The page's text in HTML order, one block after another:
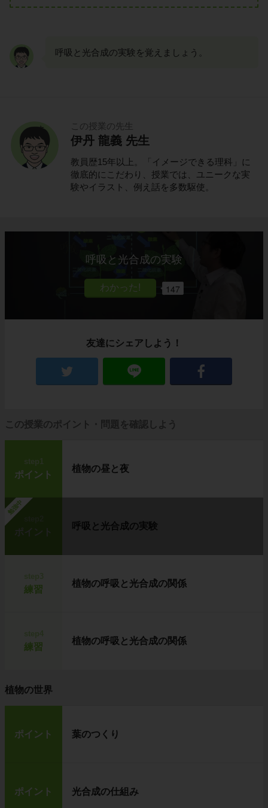
呼吸と光合成の実験を覚えましょう。
この授業の先生
伊丹 龍義 先生
教員歴15年以上。「イメージできる理科」に
徹底的にこだわり、授業では、ユニークな実
験やイラスト、例え話を多数駆使。
呼吸と光合成の実験
147
友達にシェアしよう！
この授業のポイント・問題を確認しよう
step1
ポイント
植物の昼と夜
勉強中
ポイント
呼吸と光合成の実験
練習
植物の呼吸と光合成の関係
練習
植物の呼吸と光合成の関係
植物の世界
ポイント 葉のつくり
ポイント 光合成の仕組み